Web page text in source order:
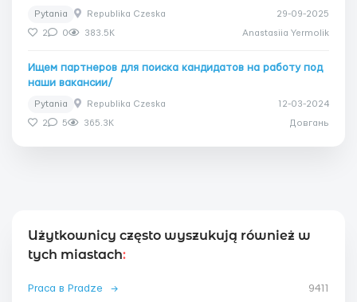
Pytania Republika Czeska 29-09-2025
2 0 383.5K Anastasiia Yermolik
Ищем партнеров для поиска кандидатов на работу под
наши вакансии/
Pytania Republika Czeska 12-03-2024
2 5 365.3K Довгань
Użytkownicy często wyszukują również w
tych miastach:
Praca в Pradze → 9411